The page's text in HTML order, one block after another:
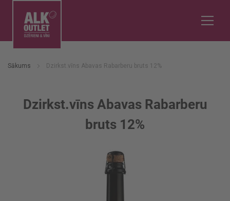
Sākums Dzirkst.vīns Abavas Rabarberu bruts 12%
Dzirkst.vīns Abavas Rabarberu
bruts 12%